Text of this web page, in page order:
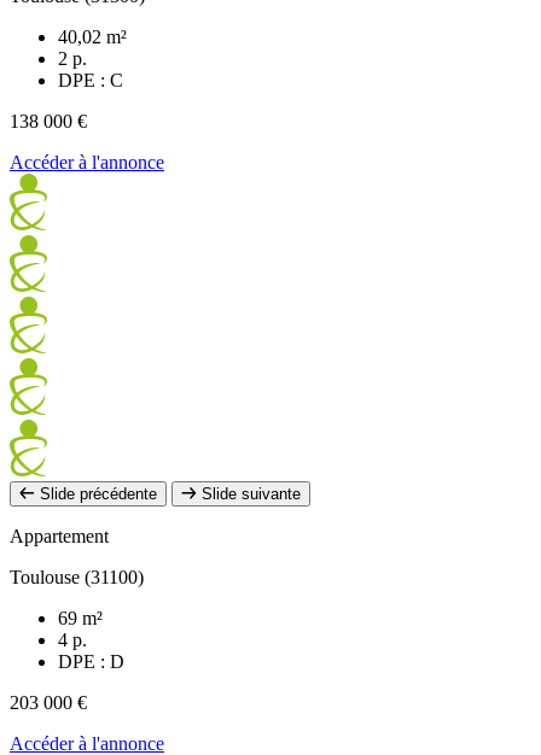
40,02 m²
2 p.
DPE : C
138 000 €
Accéder à l'annonce
Slide précédente Slide suivante
Appartement
Toulouse (31100)
69 m²
4 p.
DPE : D
203 000 €
Accéder à l'annonce